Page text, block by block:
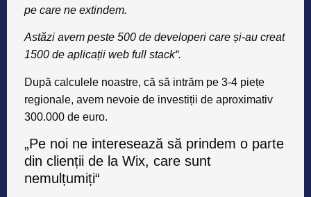
pe care ne extindem.
Astăzi avem peste 500 de developeri care și-au creat
1500 de aplicații web full stack“.
După calculele noastre, că să intrăm pe 3-4 piețe
regionale, avem nevoie de investiții de aproximativ
300.000 de euro.
„Pe noi ne interesează să prindem o parte
din clienții de la Wix, care sunt
nemulțumiți“